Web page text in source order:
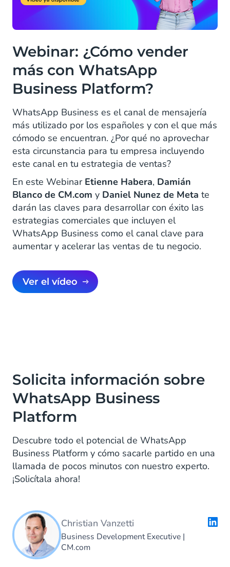
Webinar: ¿Cómo vender
más con WhatsApp
Business Platform?
WhatsApp Business es el canal de mensajería
más utilizado por los españoles y con el que más
cómodo se encuentran. ¿Por qué no aprovechar
esta circunstancia para tu empresa incluyendo
este canal en tu estrategia de ventas?
En este Webinar Etienne Habera, Damián
Blanco de CM.com y Daniel Nunez de Meta te
darán las claves para desarrollar con éxito las
estrategias comerciales que incluyen el
WhatsApp Business como el canal clave para
aumentar y acelerar las ventas de tu negocio.
Ver el vídeo
Solicita información sobre
WhatsApp Business
Platform
Descubre todo el potencial de WhatsApp
Business Platform y cómo sacarle partido en una
llamada de pocos minutos con nuestro experto.
¡Solicítala ahora!
Christian Vanzetti
Business Development Executive |
CM.com